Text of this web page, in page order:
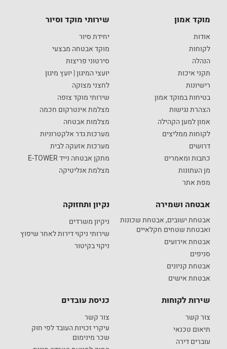
מוקד אמון
אודות
לקוחות
הנהלה
תקני איכות
רישיונות
בטיחות במוקד אמון
הצהרת נגישות
אמון למען הקהילה
לקוחות ממליצים
דרושים
כתבות ומאמרים
מן העתונות
מפת אתר
שירותי מוקד וסיור
יחידת סיור
מוקד אבטחה מבצעי
סירטוני פריצות
יועצי המיגון | יועץ מיגון
לחצני מצוקה
שירותי מוקד צופה
מצלמת אינטרקום חכמה
מצלמות אבטחה
מערכות גדר אלקטרוניות
מערכות אזעקה לבית
מתקן אבטחה נייד E-TOWER
מצלמת אנליטיקה
אבטחה ושמירה
אבטחת ישובים, אבטחת שכונות
ואבטחת שטחים חקלאיים
אבטחת אירועים
סניפים
אבטחת קניונים
אבטחת אישים
נקיון ותחזוקה
ניקיון משרדים
שירותי ניקוי דירות לאחר שיפוץ
ניקוי בקיטור
שירות לקוחות
צור קשר
תיאום טכנאי
עוברים דירה
כניסת עובדים
צור קשר
עיקרי זכויות העובד לפי חוק
שכר מינימום